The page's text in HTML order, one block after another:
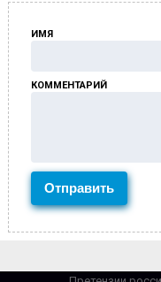
ИМЯ
КОММЕНТАРИЙ